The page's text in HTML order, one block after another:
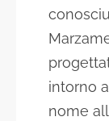
intorno
nome